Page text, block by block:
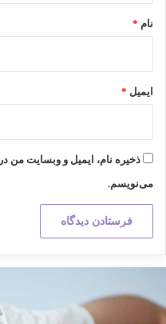
نام *
ایمیل *
ذخیره نام، ایمیل و وبسایت من
می‌نویسم.
مهم